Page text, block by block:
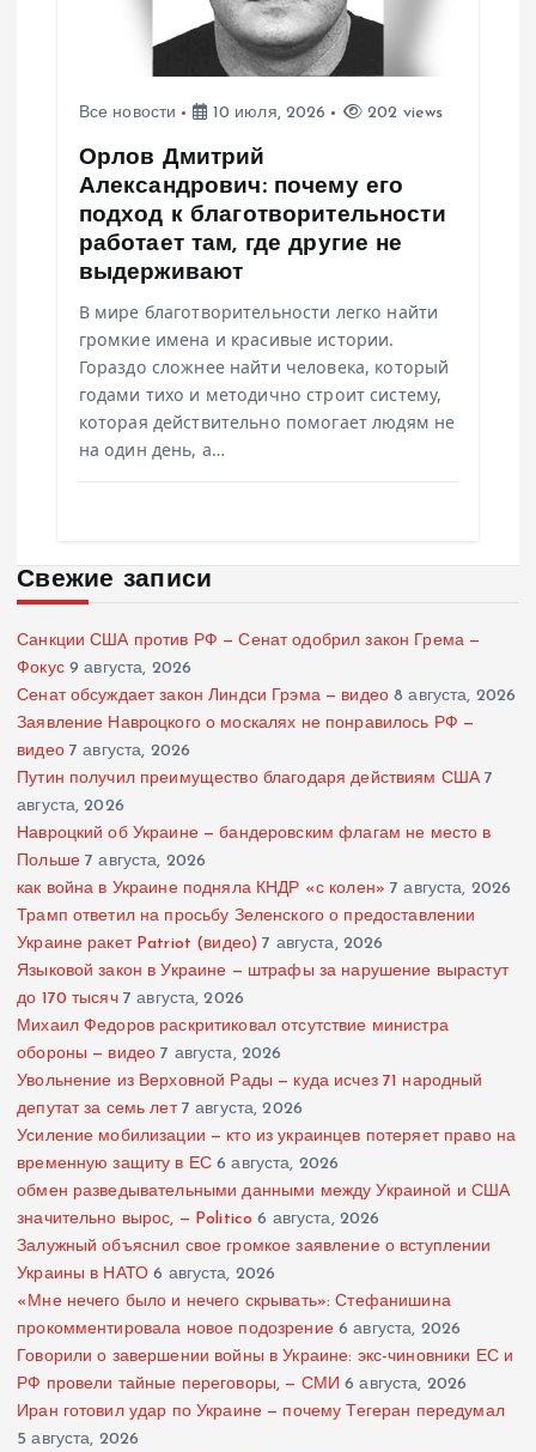
Все новости 10 июля, 2026 202 views
Орлов Дмитрий
Александрович: почему его
подход к благотворительности
работает там, где другие не
выдерживают
В мире благотворительности легко найти
громкие имена и красивые истории.
Гораздо сложнее найти человека, который
годами тихо и методично строит систему,
которая действительно помогает людям не
на один день, а…
Свежие записи
Санкции США против РФ — Сенат одобрил закон Грема —
Фокус 9 августа, 2026
Сенат обсуждает закон Линдси Грэма — видео 8 августа, 2026
Заявление Навроцкого о москалях не понравилось РФ —
видео 7 августа, 2026
Путин получил преимущество благодаря действиям США 7
августа, 2026
Навроцкий об Украине — бандеровским флагам не место в
Польше 7 августа, 2026
как война в Украине подняла КНДР «с колен» 7 августа, 2026
Трамп ответил на просьбу Зеленского о предоставлении
Украине ракет Patriot (видео) 7 августа, 2026
Языковой закон в Украине — штрафы за нарушение вырастут
до 170 тысяч 7 августа, 2026
Михаил Федоров раскритиковал отсутствие министра
обороны — видео 7 августа, 2026
Увольнение из Верховной Рады — куда исчез 71 народный
депутат за семь лет 7 августа, 2026
Усиление мобилизации — кто из украинцев потеряет право на
временную защиту в ЕС 6 августа, 2026
обмен разведывательными данными между Украиной и США
значительно вырос, — Politico 6 августа, 2026
Залужный объяснил свое громкое заявление о вступлении
Украины в НАТО 6 августа, 2026
«Мне нечего было и нечего скрывать»: Стефанишина
прокомментировала новое подозрение 6 августа, 2026
Говорили о завершении войны в Украине: экс-чиновники ЕС и
РФ провели тайные переговоры, — СМИ 6 августа, 2026
Иран готовил удар по Украине — почему Тегеран передумал
5 августа, 2026